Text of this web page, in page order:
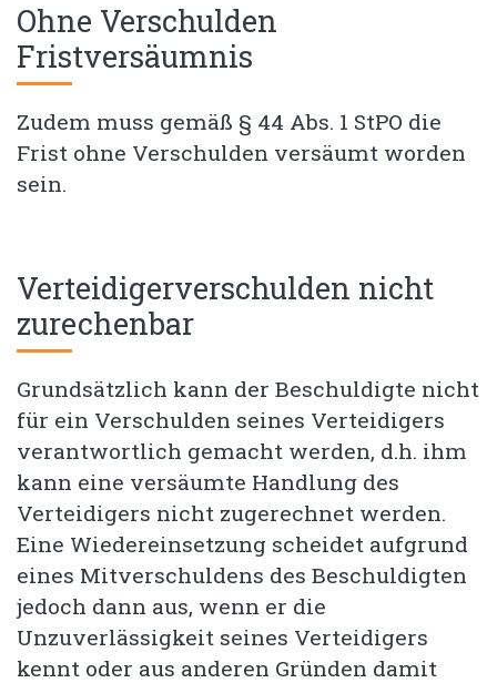
Ohne Verschulden
Fristversäumnis
Zudem muss gemäß § 44 Abs. 1 StPO die
Frist ohne Verschulden versäumt worden
sein.
Verteidigerverschulden nicht
zurechenbar
Grundsätzlich kann der Beschuldigte nicht
für ein Verschulden seines Verteidigers
verantwortlich gemacht werden, d.h. ihm
kann eine versäumte Handlung des
Verteidigers nicht zugerechnet werden.
Eine Wiedereinsetzung scheidet aufgrund
eines Mitverschuldens des Beschuldigten
jedoch dann aus, wenn er die
Unzuverlässigkeit seines Verteidigers
kennt oder aus anderen Gründen damit